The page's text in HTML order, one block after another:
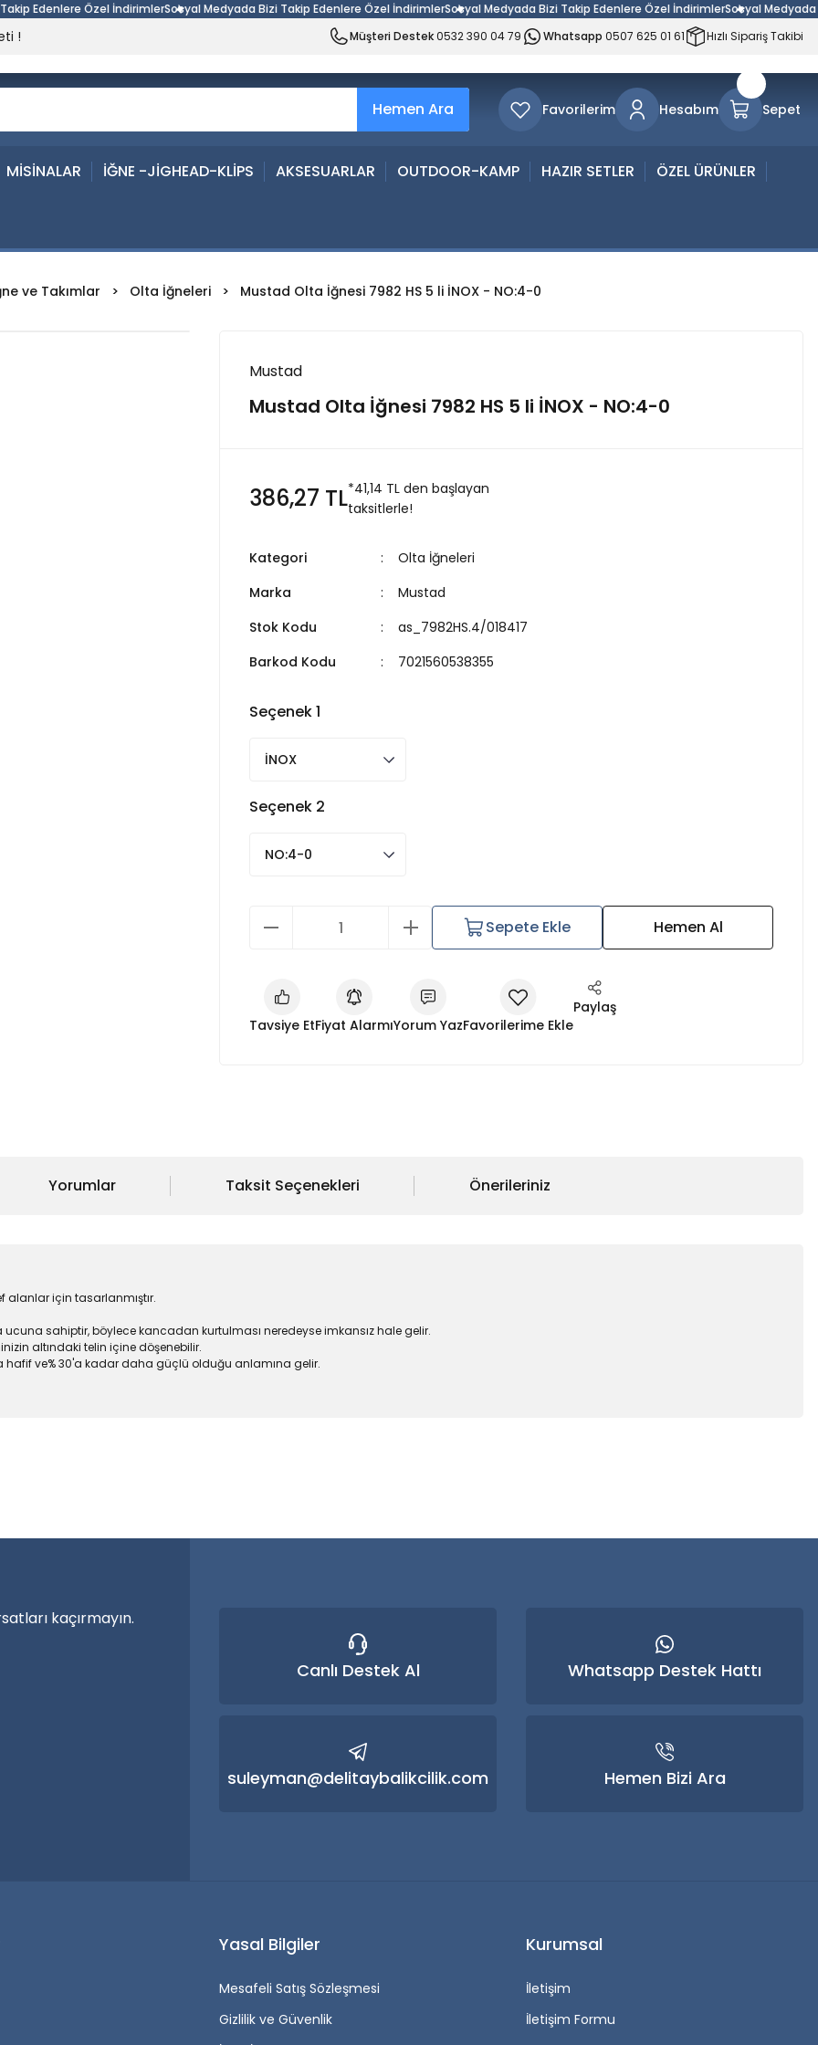
Edenlere Özel İndirimlerSosyal Medyada Bizi Takip Edenlere Özel İndirimlerSosyal Medyada Bizi Takip Edenlere Özel İndirimlerSosyal Medyada Bizi
! Müşteri Destek0532 390 04 79 Whatsapp 0507 625 01 61 Hızlı Sipariş Takibi
Hemen Ara Favorilerim Hesabım Sepet
MİSİNALAR İĞNE -JİGHEAD-KLİPS AKSESUARLAR OUTDOOR-KAMP HAZIR SETLER ÖZEL ÜRÜNLER
ve Takımlar Olta İğneleri Mustad Olta İğnesi 7982 HS 5 li İNOX - NO:4-0
Mustad
Mustad Olta İğnesi 7982 HS 5 li İNOX - NO:4-0
386,27 TL*41,14 TL den başlayan
taksitlerle!
Kategori
Olta İğneleri
Marka
Mustad
Stok Kodu
as_7982HS.4/018417
Barkod Kodu
7021560538355
Seçenek 1
Seçenek 2
Sepete Ekle Hemen Al
Tavsiye EtFiyat AlarmıYorum Yaz
Paylaş
Yorumlar Taksit Seçenekleri Önerileriniz
alanlar için tasarlanmıştır.
sahiptir, böylece kancadan kurtulması neredeyse imkansız hale gelir.
altındaki telin içine döşenebilir.
hafif ve% 30'a kadar daha güçlü olduğu anlamına gelir.
Yorum Yaz
kaçırmayın.
Canlı Destek Al Whatsapp Destek Hattı
suleyman@delitaybalikcilik.com Hemen Bizi Ara
Yasal Bilgiler
Mesafeli Satış Sözleşmesi
Gizlilik ve Güvenlik
Kurumsal
İletişim
İletişim Formu